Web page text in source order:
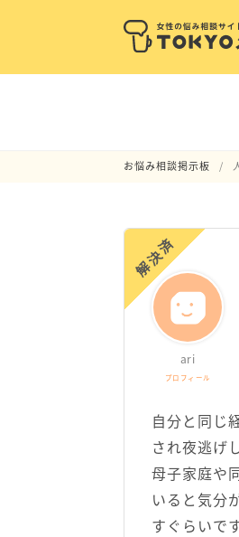
お悩み相談掲示板
解決済
ari
プロフィール
自分と同じ
され夜逃げ
母子家庭や
いると気分
すぐらいで